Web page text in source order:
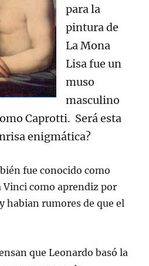
para la
pintura de
La Mona
Lisa fue un
muso
masculino
Caprotti. Será esta
enigmática?
fue conocido como
Vinci como aprendiz por
habian rumores de que el
que Leonardo basó la